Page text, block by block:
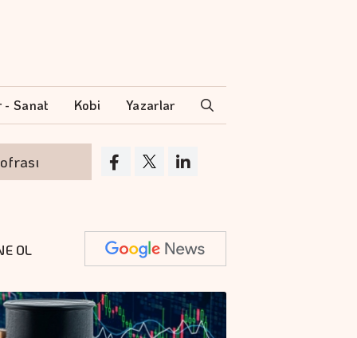
- Sanat Kobi Yazarlar
Hayatımızda İz Bırakan Filmler
OL